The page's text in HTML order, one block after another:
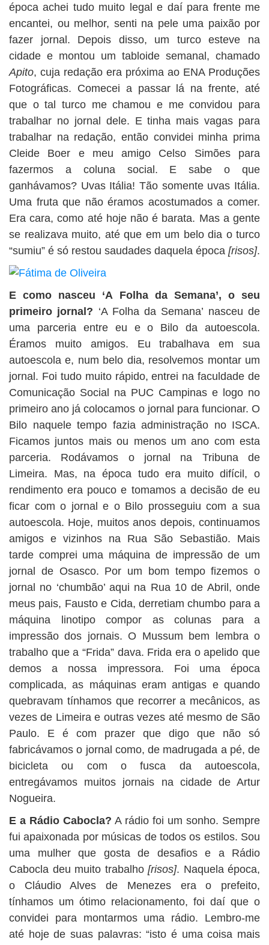
época achei tudo muito legal e daí para frente me
encantei, ou melhor, senti na pele uma paixão por
fazer jornal. Depois disso, um turco esteve na
cidade e montou um tabloide semanal, chamado
Apito, cuja redação era próxima ao ENA Produções
Fotográficas. Comecei a passar lá na frente, até
que o tal turco me chamou e me convidou para
trabalhar no jornal dele. E tinha mais vagas para
trabalhar na redação, então convidei minha prima
Cleide Boer e meu amigo Celso Simões para
fazermos a coluna social. E sabe o que
ganhávamos? Uvas Itália! Tão somente uvas Itália.
Uma fruta que não éramos acostumados a comer.
Era cara, como até hoje não é barata. Mas a gente
se realizava muito, até que em um belo dia o turco
“sumiu” é só restou saudades daquela época [risos].
E como nasceu ‘A Folha da Semana’, o seu
primeiro jornal? ‘A Folha da Semana’ nasceu de
uma parceria entre eu e o Bilo da autoescola.
Éramos muito amigos. Eu trabalhava em sua
autoescola e, num belo dia, resolvemos montar um
jornal. Foi tudo muito rápido, entrei na faculdade de
Comunicação Social na PUC Campinas e logo no
primeiro ano já colocamos o jornal para funcionar. O
Bilo naquele tempo fazia administração no ISCA.
Ficamos juntos mais ou menos um ano com esta
parceria. Rodávamos o jornal na Tribuna de
Limeira. Mas, na época tudo era muito difícil, o
rendimento era pouco e tomamos a decisão de eu
ficar com o jornal e o Bilo prosseguiu com a sua
autoescola. Hoje, muitos anos depois, continuamos
amigos e vizinhos na Rua São Sebastião. Mais
tarde comprei uma máquina de impressão de um
jornal de Osasco. Por um bom tempo fizemos o
jornal no ‘chumbão’ aqui na Rua 10 de Abril, onde
meus pais, Fausto e Cida, derretiam chumbo para a
máquina linotipo compor as colunas para a
impressão dos jornais. O Mussum bem lembra o
trabalho que a “Frida” dava. Frida era o apelido que
demos a nossa impressora. Foi uma época
complicada, as máquinas eram antigas e quando
quebravam tínhamos que recorrer a mecânicos, as
vezes de Limeira e outras vezes até mesmo de São
Paulo. E é com prazer que digo que não só
fabricávamos o jornal como, de madrugada a pé, de
bicicleta ou com o fusca da autoescola,
entregávamos muitos jornais na cidade de Artur
Nogueira.
E a Rádio Cabocla? A rádio foi um sonho. Sempre
fui apaixonada por músicas de todos os estilos. Sou
uma mulher que gosta de desafios e a Rádio
Cabocla deu muito trabalho [risos]. Naquela época,
o Cláudio Alves de Menezes era o prefeito,
tínhamos um ótimo relacionamento, foi daí que o
convidei para montarmos uma rádio. Lembro-me
até hoje de suas palavras: “isto é uma coisa mais